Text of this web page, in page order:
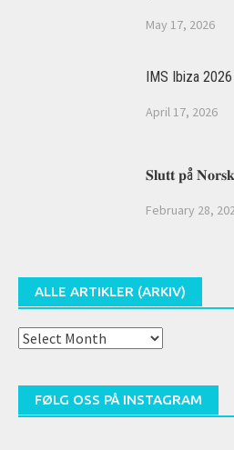
May 17, 2026
IMS Ibiza
April 17, 2026
𝐒𝐥𝐮𝐭𝐭 𝐩å
February 28,
ALLE ARTIKLER (ARKIV)
Alle
(arkiv)
FØLG OSS PÅ INSTAGRAM